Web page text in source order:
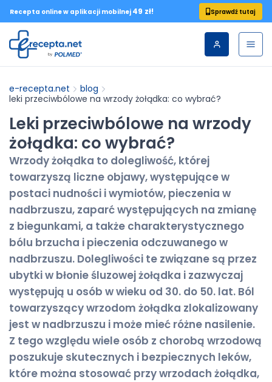
Recepta online w aplikacji mobilnej 49 zł! Sprawdź tutaj
e-recepta.net
blog
leki przeciwbólowe na wrzody żołądka: co wybrać?
Leki przeciwbólowe na wrzody
żołądka: co wybrać?
Wrzody żołądka to dolegliwość, której
towarzyszą liczne objawy, występujące w
postaci nudności i wymiotów, pieczenia w
nadbrzuszu, zaparć występujących na zmianę
z biegunkami, a także charakterystycznego
bólu brzucha i pieczenia odczuwanego w
nadbrzuszu. Dolegliwości te związane są przez
ubytki w błonie śluzowej żołądka i zazwyczaj
występują u osób w wieku od 30. do 50. lat. Ból
towarzyszący wrzodom żołądka zlokalizowany
jest w nadbrzuszu i może mieć różne nasilenie.
Z tego względu wiele osób z chorobą wrzodową
poszukuje skutecznych i bezpiecznych leków,
które można stosować przy wrzodach żołądka,